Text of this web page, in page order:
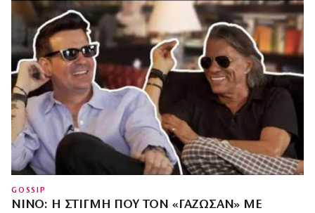
GOSSIP
ΝΊΝΟ: Η ΣΤΙΓΜΉ ΠΟΥ ΤΟΝ «ΓΆΖΩΣΑΝ» ΜΕ